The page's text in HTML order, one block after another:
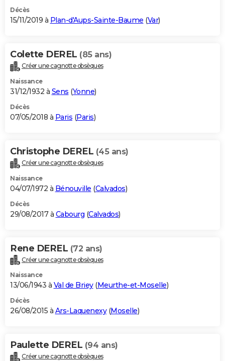
Décès
15/11/2019 à Plan-d'Aups-Sainte-Baume (Var)
Colette DEREL (85 ans)
Créer une cagnotte obsèques
Naissance
31/12/1932 à Sens (Yonne)
Décès
07/05/2018 à Paris (Paris)
Christophe DEREL (45 ans)
Créer une cagnotte obsèques
Naissance
04/07/1972 à Bénouville (Calvados)
Décès
29/08/2017 à Cabourg (Calvados)
Rene DEREL (72 ans)
Créer une cagnotte obsèques
Naissance
13/06/1943 à Val de Briey(Meurthe-et-Moselle)
Décès
26/08/2015 à Ars-Laquenexy(Moselle)
Paulette DEREL (94 ans)
Créer une cagnotte obsèques